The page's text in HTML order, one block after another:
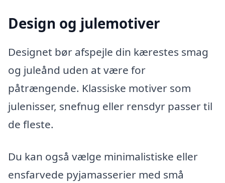
Design og julemotiver
Designet bør afspejle din kærestes smag
og juleånd uden at være for
påtrængende. Klassiske motiver som
julenisser, snefnug eller rensdyr passer til
de fleste.
Du kan også vælge minimalistiske eller
ensfarvede pyjamasserier med små